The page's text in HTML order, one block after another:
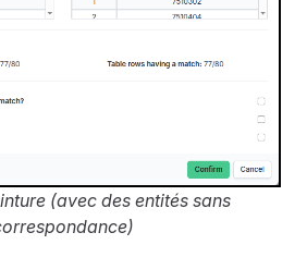
(avec des entités sans